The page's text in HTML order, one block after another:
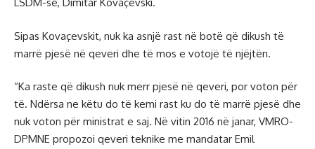
LSDM-së, Dimitar Kovaçevski.
Sipas Kovaçevskit, nuk ka asnjë rast në botë që dikush të
marrë pjesë në qeveri dhe të mos e votojë të njëjtën.
“Ka raste që dikush nuk merr pjesë në qeveri, por voton për
të. Ndërsa ne këtu do të kemi rast ku do të marrë pjesë dhe
nuk voton për ministrat e saj. Në vitin 2016 në janar, VMRO-
DPMNE propozoi qeveri teknike me mandatar Emil